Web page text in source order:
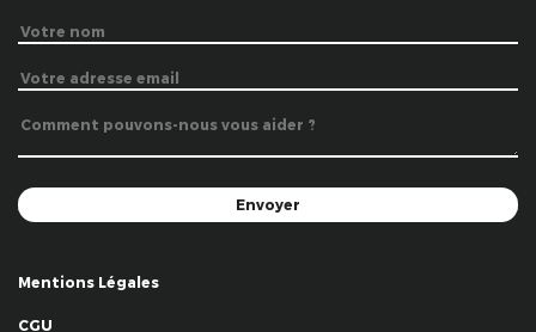
Mentions Légales
CGU